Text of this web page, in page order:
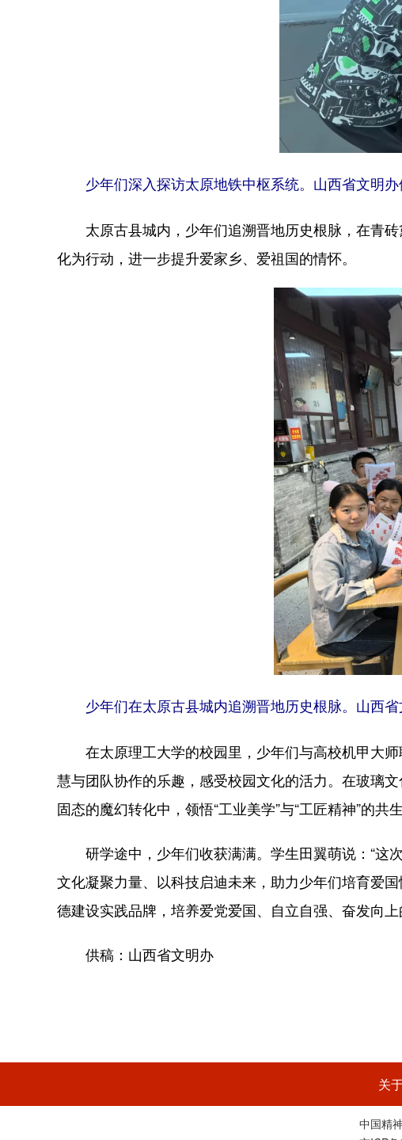
少年们深入探访太原地铁中枢系统。山西省文明办
太原古县城内，少年们追溯晋地历史根脉，在青砖
化为行动，进一步提升爱家乡、爱祖国的情怀。
少年们在太原古县城内追溯晋地历史根脉。山西省
在太原理工大学的校园里，少年们与高校机甲大师
慧与团队协作的乐趣，感受校园文化的活力。在玻璃
固态的魔幻转化中，领悟“工业美学”与“工匠精神”的共生
研学途中，少年们收获满满。学生田翼萌说：“这
文化凝聚力量、以科技启迪未来，助力少年们培育爱
德建设实践品牌，培养爱党爱国、自立自强、奋发向上
供稿：山西省文明办
关
中国精